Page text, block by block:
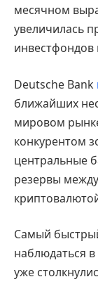
месячном
увеличилась
инвестфондов
Deutsche Bank
ближайших
мировом
конкурентом
центральные
резервы
Самый
наблюдаться
уже